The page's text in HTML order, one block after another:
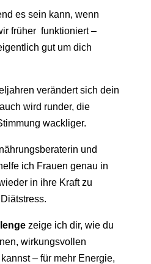
es sein kann, wenn
früher funktioniert –
gut um dich
verändert sich dein
wird runder, die
wackliger.
und
ich Frauen genau in
in ihre Kraft zu
zeige ich dir, wie du
wirkungsvollen
– für mehr Energie,